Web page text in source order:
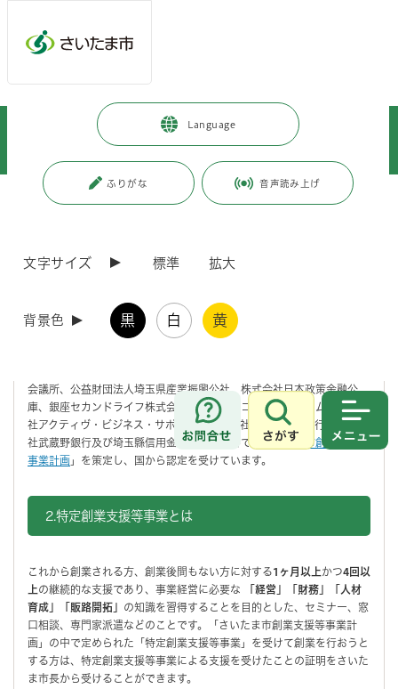
Language
ふりがな 音声読み上げ
文字サイズ 標準 拡大
背景色 黒 白 黄
お問合せ
さがす
事業者向けの情報 > 環境・産業・企業立地
創業支援
更新日付：2026年7月31日 / ページ番号：C036985
明申請について
1.さいたま市創業支援等事業計画とは
会議所、公益財団法人埼玉県産業振興公社、株式会社日本政策金融公
庫、銀座セカンドライフ株式会社、株式会社コミュニティコム、株式会
社アクティヴ・ビジネス・サポート、株式会社埼玉りそな銀行、株式会
社武蔵野銀行及び埼玉縣信用金庫の協力を得て「
さいたま市創業支援等
事業計画 」を策定し、国から認定を受けています。
2.特定創業支援等事業とは
これから創業される方、創業後間もない方に対する1ヶ月以上かつ4回以
上の継続的な支援であり、事業経営に必要な
「経営」「財務」「人材
育成」「販路開拓」 の知識を習得することを目的とした、セミナー、窓
口相談、専門家派遣などのことです。「さいたま市創業支援等事業計
画」の中で定められた「特定創業支援等事業」を受けて創業を行おうと
する方は、特定創業支援等事業による支援を受けたことの証明をさいた
ま市長から受けることができます。